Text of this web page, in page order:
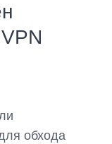
обхода